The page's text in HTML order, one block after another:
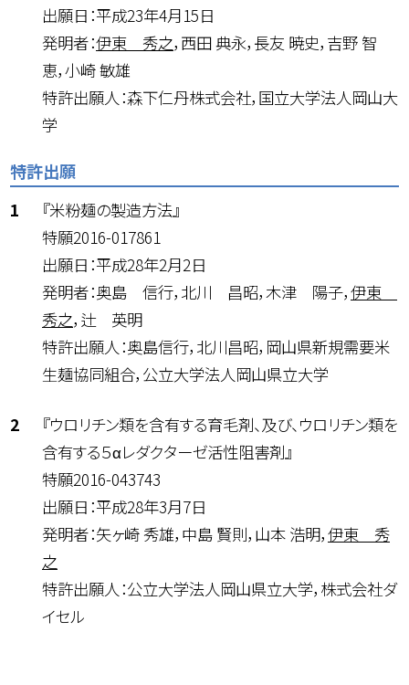
出願日：平成23年4月15日
発明者：伊東 秀之，西田 典永，長友 暁史，吉野 智
恵，小崎 敏雄
特許出願人：森下仁丹株式会社，国立大学法人岡山大
学
特許出願
『米粉麺の製造方法』
特願2016-017861
出願日：平成28年2月2日
発明者：奥島 信行，北川 昌昭，木津 陽子，伊東
秀之，辻 英明
特許出願人：奥島信行，北川昌昭，岡山県新規需要米
生麺協同組合，公立大学法人岡山県立大学
『ウロリチン類を含有する育毛剤、及び、ウロリチン類を
含有する５αレダクターゼ活性阻害剤』
特願2016-043743
出願日：平成28年3月7日
発明者：矢ヶ崎 秀雄，中島 賢則，山本 浩明，伊東 秀
之
特許出願人：公立大学法人岡山県立大学，株式会社ダ
イセル